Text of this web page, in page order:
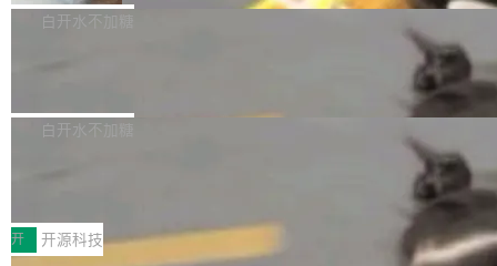
貌。数据显示，微软和 Meta 主要依托充沛的经
代码、验证结果的 AI 终端工具。 据介绍，Muse
个主 agent 循环，外加一组后台 agent。这些后
构建流程可以分为四个环节：建图 → 控制难度
白开水不加糖
库，并将作为transport接入Mooncake TENT。
MPComm将作为一种传输引擎接入Mooncake T
ENT，实现零拷贝传输性能提升30%、非零拷贝
白开水不加糖
型案例入选名单》，深信服“面向企业研发场景的
开源 AI 编程平台 CoStrict 应用”凭借卓越的技术
开 开源科技